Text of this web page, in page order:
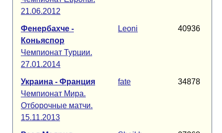
21.06.2012
Фенербахче -
Коньяспор
Чемпионат Турции.
27.01.2014
Leoni 40936
Украина - Франция
Чемпионат Мира.
Отборочные матчи.
15.11.2013
fate 34878